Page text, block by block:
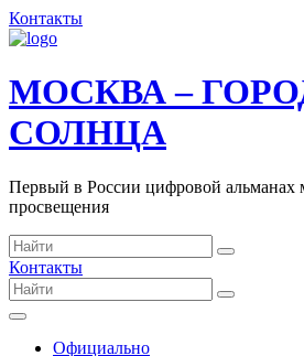
Контакты
МОСКВА –
СОЛНЦА
Первый в России цифровой альманах
просвещения
Контакты
Официально